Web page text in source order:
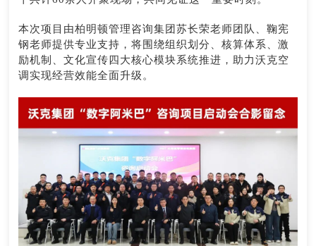
本次项目由柏明顿管理咨询集团苏长荣老师团队、鞠宪
钢老师提供专业支持，将围绕组织划分、核算体系、激
励机制、文化宣传四大核心模块系统推进，助力沃克空
调实现经营效能全面升级。